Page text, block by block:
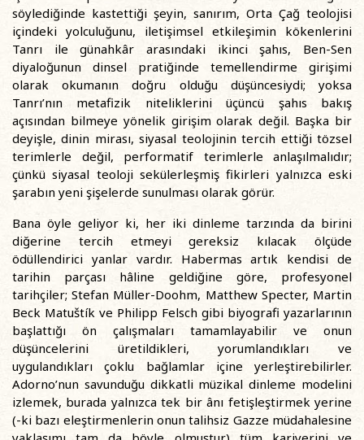
söylediğinde kastettiği şeyin, sanırım, Orta Çağ teolojisi
içindeki yolculuğunu, iletişimsel etkileşimin kökenlerini
Tanrı ile günahkâr arasındaki ikinci şahıs, Ben-Sen
diyaloğunun dinsel pratiğinde temellendirme girişimi
olarak okumanın doğru olduğu düşüncesiydi; yoksa
Tanrı’nın metafizik niteliklerini üçüncü şahıs bakış
açısından bilmeye yönelik girişim olarak değil. Başka bir
deyişle, dinin mirası, siyasal teolojinin tercih ettiği tözsel
terimlerle değil, performatif terimlerle anlaşılmalıdır;
çünkü siyasal teoloji sekülerleşmiş fikirleri yalnızca eski
şarabın yeni şişelerde sunulması olarak görür.
Bana öyle geliyor ki, her iki dinleme tarzında da birini
diğerine tercih etmeyi gereksiz kılacak ölçüde
ödüllendirici yanlar vardır. Habermas artık kendisi de
tarihin parçası hâline geldiğine göre, profesyonel
tarihçiler; Stefan Müller-Doohm, Matthew Specter, Martin
Beck Matuštík ve Philipp Felsch gibi biyografi yazarlarının
başlattığı ön çalışmaları tamamlayabilir ve onun
düşüncelerini üretildikleri, yorumlandıkları ve
uygulandıkları çoklu bağlamlar içine yerleştirebilirler.
Adorno’nun savunduğu dikkatli müzikal dinleme modelini
izlemek, burada yalnızca tek bir ânı fetişleştirmek yerine
(-ki bazı eleştirmenlerin onun talihsiz Gazze müdahalesine